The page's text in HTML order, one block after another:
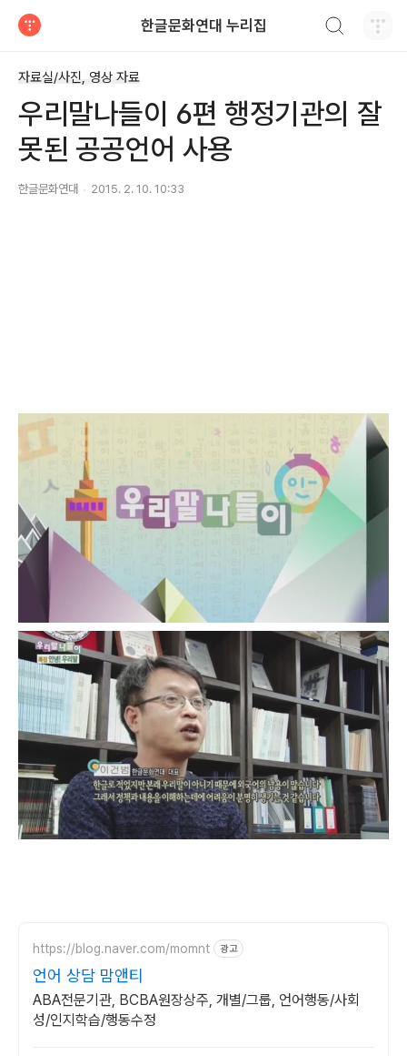
한글문화연대 누리집
자료실/사진, 영상 자료
우리말나들이 6편 행정기관의 잘
못된 공공언어 사용
한글문화연대 2015. 2. 10. 10:33
https://blog.naver.com/momnt 광고
언어 상담 맘앤티
ABA전문기관, BCBA원장상주, 개별/그룹, 언어행동/사회
성/인지학습/행동수정